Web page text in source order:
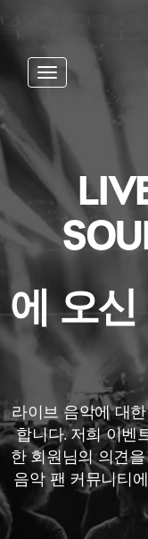
Toggle
에 오
라이브 음악에 대
합니다. 저희 이벤
한 회원님의 의견
음악 팬 커뮤니티